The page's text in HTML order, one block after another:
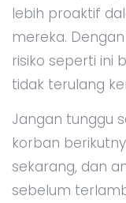
lebih proaktif
mereka.
risiko seperti ini
tidak terulang
Jangan tunggu
korban
sekarang, dan
sebelum